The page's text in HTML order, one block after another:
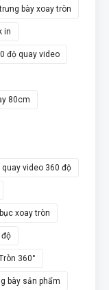
bày xoay tròn
in
độ quay video
80cm
quay video 360 độ
bục xoay tròn
độ
360°
bày sản phẩm